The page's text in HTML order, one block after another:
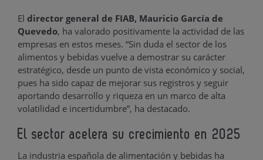
El director general de FIAB, Mauricio García de
Quevedo, ha valorado positivamente la actividad de las
empresas en estos meses. “Sin duda el sector de los
alimentos y bebidas vuelve a demostrar su carácter
estratégico, desde un punto de vista económico y social,
pues ha sido capaz de mejorar sus registros y seguir
aportando desarrollo y riqueza en un marco de alta
volatilidad e incertidumbre”, ha destacado.
El sector acelera su crecimiento en 2025
La industria española de alimentación y bebidas ha